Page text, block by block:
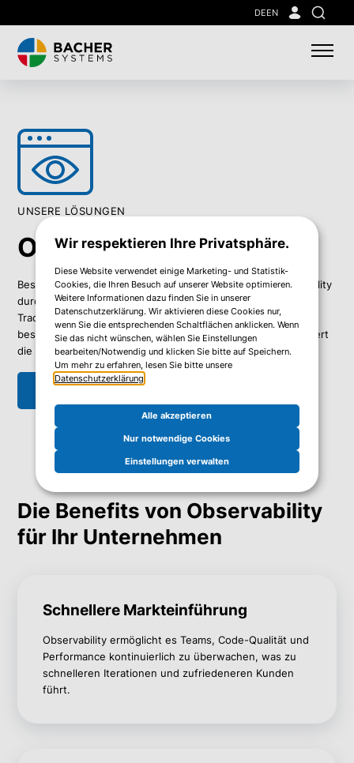
to
main
content
DEEN
Suche
UNSERE LÖSUNGEN
Observability
Besonders bei komplexen IT-Infrastrukturen sorgtObservability
durch ganzheitliches Monitoring vonMetriken, Logs
Traces
und Events für eineumfassendeTransparenz – und
beschleunigt Fehlersuche, reduziert Downtime und verbessert
die User Experience.
Die Benefits von Observability
für Ihr Unternehmen
Schnellere Markteinführung
Observability ermöglicht es Teams, Code-Qualität und
Performance kontinuierlich zu überwachen, was zu
schnelleren Iterationen und zufriedeneren Kunden
führt.
Wir respektieren Ihre Privatsphäre.
Diese Website verwendet einige Marketing- und Statistik-
Cookies, die Ihren Besuch auf unserer Website optimieren.
Weitere Informationen dazu finden Sie in unserer
Datenschutzerklärung. Wir aktivieren diese Cookies nur,
wenn Sie die entsprechenden Schaltflächen anklicken. Wenn
Sie das nicht wünschen, wählen Sie Einstellungen
bearbeiten/Notwendig und klicken Sie bitte auf Speichern.
Um mehr zu erfahren, lesen Sie bitte unsere
Datenschutzerklärung.
Alle akzeptieren
Nur notwendige Cookies
Einstellungen verwalten